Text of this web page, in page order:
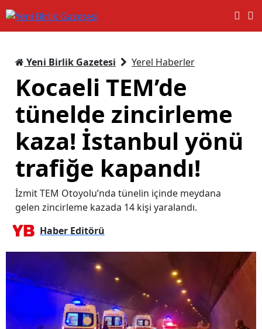
Yeni Birlik Gazetesi Yerel Haberler
Kocaeli TEM’de
tünelde zincirleme
kaza! İstanbul yönü
trafiğe kapandı!
İzmit TEM Otoyolu’nda tünelin içinde meydana
gelen zincirleme kazada 14 kişi yaralandı.
Haber Editörü